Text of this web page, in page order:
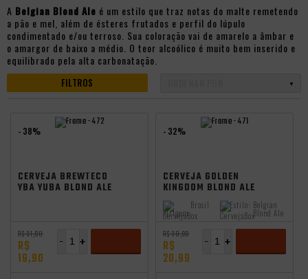
A Belgian Blond Ale é um estilo que traz notas do malte remetendo
a pão e mel, além de ésteres frutados e perfil do lúpulo
condimentado e/ou terroso. Sua coloração vai de amarelo a âmbar e
o amargor de baixo a médio. O teor alcoólico é muito bem inserido e
equilibrado pela alta carbonatação.
FILTROS
- 38%
CERVEJA BREWTECO
YBA YUBA BLOND ALE
R$ 31,90
R$
19,90
+
-
- 32%
CERVEJA GOLDEN
KINGDOM BLOND ALE
COM DRY HOPPING
500ML
Origem:
Brasil Estilo: Belgian
Blond Ale
R$ 30,99
R$
20,99
+
-